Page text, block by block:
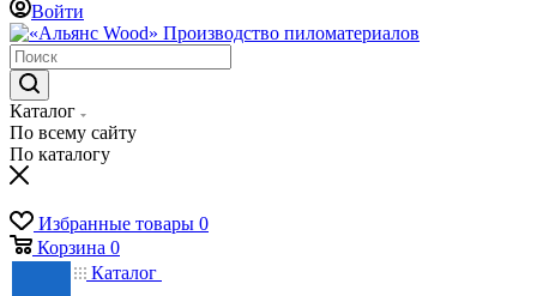
Войти
Производство пиломатериалов
Каталог
По всему сайту
По каталогу
Избранные товары 0
Корзина 0
Каталог